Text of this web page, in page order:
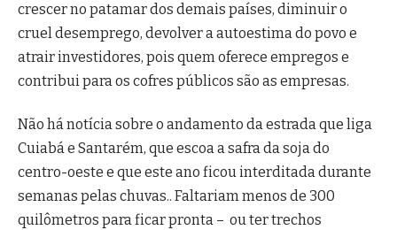
crescer no patamar dos demais países, diminuir o
cruel desemprego, devolver a autoestima do povo e
atrair investidores, pois quem oferece empregos e
contribui para os cofres públicos são as empresas.
Não há notícia sobre o andamento da estrada que liga
Cuiabá e Santarém, que escoa a safra da soja do
centro-oeste e que este ano ficou interditada durante
semanas pelas chuvas.. Faltariam menos de 300
quilômetros para ficar pronta – ou ter trechos